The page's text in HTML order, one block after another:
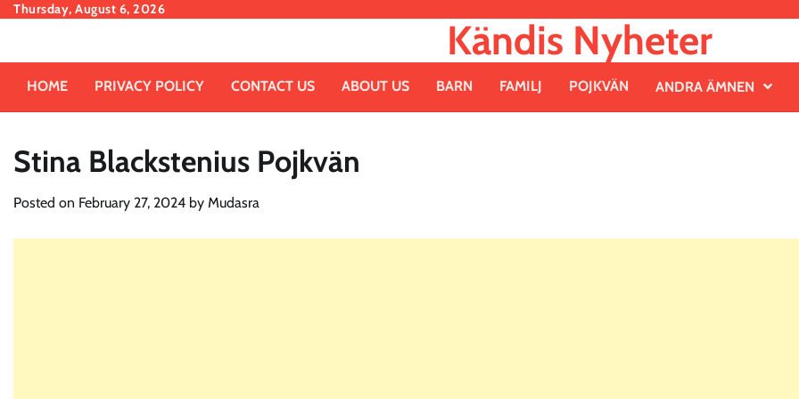
SkipThursday, August 6, 2026
Kändis Nyheter
HOME PRIVACY POLICY CONTACT US ABOUT US BARN FAMILJ POJKVÄN ANDRA ÄMNEN
Stina Blackstenius Pojkvän
Posted on February 27, 2024 by Mudasra